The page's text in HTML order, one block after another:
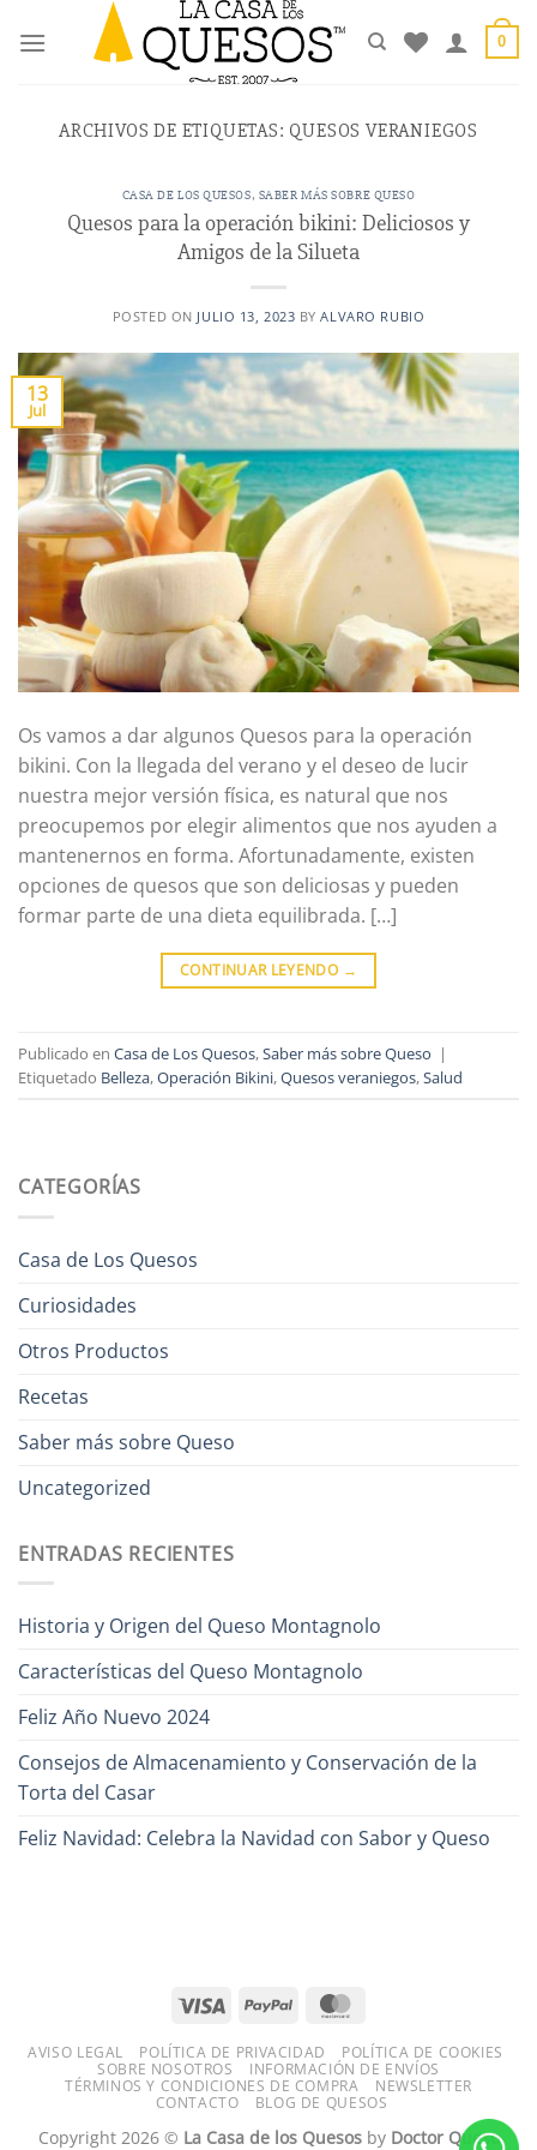
0
ARCHIVOS DE ETIQUETAS: QUESOS VERANIEGOS
CASA DE LOS QUESOS, SABER MÁS SOBRE QUESO
Quesos para la operación bikini: Deliciosos y
Amigos de la Silueta
POSTED ON JULIO 13, 2023 BYALVARO RUBIO
13
Jul
Os vamos a dar algunos Quesos para la operación
bikini. Con la llegada del verano y el deseo de lucir
nuestra mejor versión física, es natural que nos
preocupemos por elegir alimentos que nos ayuden a
mantenernos en forma. Afortunadamente, existen
opciones de quesos que son deliciosas y pueden
formar parte de una dieta equilibrada. […]
CONTINUAR LEYENDO →
Publicado en Casa de Los Quesos,Saber más sobre Queso |
Etiquetado Belleza,Operación Bikini,Quesos veraniegos,Salud
CATEGORÍAS
Casa de Los Quesos
Curiosidades
Otros Productos
Recetas
Saber más sobre Queso
Uncategorized
ENTRADAS RECIENTES
Historia y Origen del Queso Montagnolo
Características del Queso Montagnolo
Feliz Año Nuevo 2024
Consejos de Almacenamiento y Conservación de la
Torta del Casar
Feliz Navidad: Celebra la Navidad con Sabor y Queso
AVISO LEGAL POLÍTICA DE PRIVACIDAD
POLÍTICA DE COOKIES
SOBRE NOSOTROS
INFORMACIÓN DE ENVÍOS
TÉRMINOS Y CONDICIONES DE COMPRA
NEWSLETTER
CONTACTO
BLOG DE QUESOS
Copyright 2026 © La Casa de los Quesosby Doctor Queso